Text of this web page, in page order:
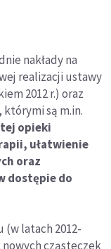
nakłady na
realizacji ustawy
2012 r.) oraz
którymi są m.in.
opieki
ułatwienie
oraz
dostępie do
(w latach 2012-
nowych cząsteczek